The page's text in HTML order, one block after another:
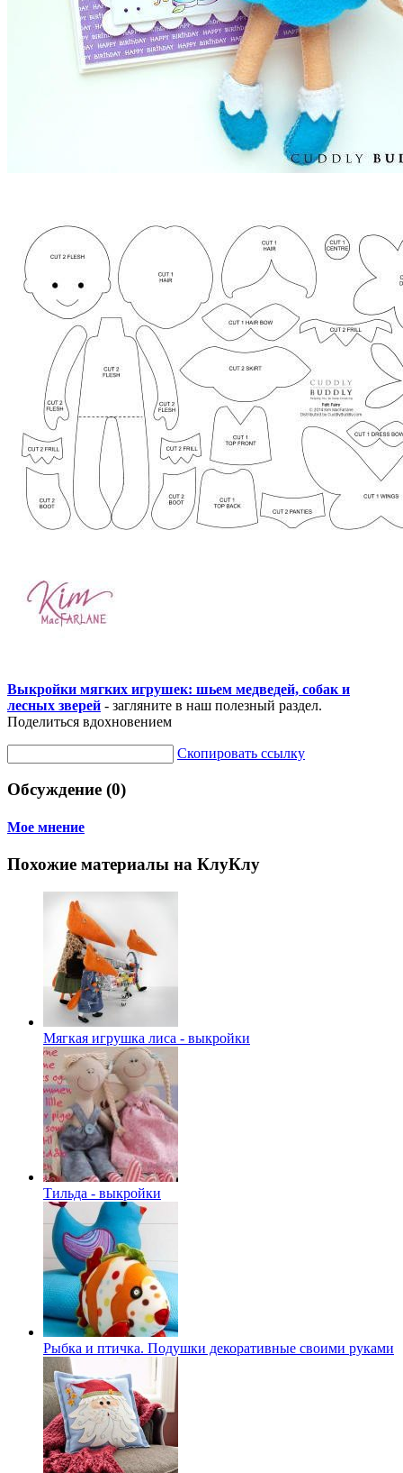
Выкройки мягких игрушек: шьем медведей, собак и
лесных зверей - загляните в наш полезный раздел.
Поделиться вдохновением
Скопировать ссылку
Обсуждение (0)
Мое мнение
Похожие материалы на КлуКлу
Мягкая игрушка лиса - выкройки
Тильда - выкройки
Рыбка и птичка. Подушки декоративные своими руками